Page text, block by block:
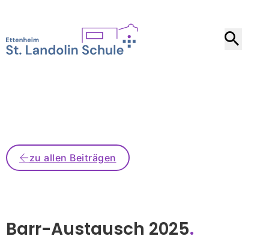
zu allen Beiträgen
Barr-Austausch 2025.